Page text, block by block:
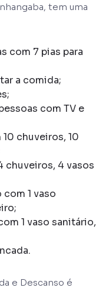
tem uma
com 7 pias para
a comida;
com TV e
chuveiros, 10
chuveiros, 4 vasos
1 vaso
1 vaso sanitário,
e Descanso é